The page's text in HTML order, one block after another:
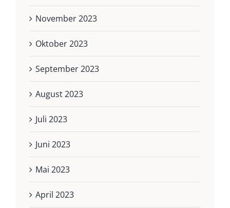
November 2023
Oktober 2023
September 2023
August 2023
Juli 2023
Juni 2023
Mai 2023
April 2023